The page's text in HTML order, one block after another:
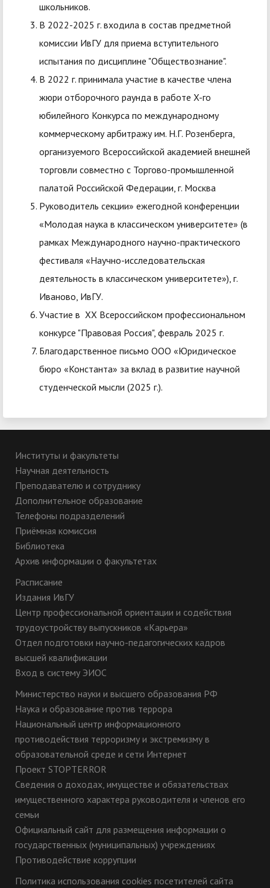
школьников.
В 2022-2025 г. входила в состав предметной
комиссии ИвГУ для приема вступительного
испытания по дисциплине "Обществознание".
В 2022 г. принимала участие в качестве члена
жюри отборочного раунда в работе X-го
юбилейного Конкурса по международному
коммерческому арбитражу им. Н.Г. Розенберга,
организуемого Всероссийской академией внешней
торговли совместно с Торгово-промышленной
палатой Российской Федерации, г. Москва
Руководитель секции» ежегодной конференции
«Молодая наука в классическом университете» (в
рамках Международного научно-практического
фестиваля «Научно-исследовательская
деятельность в классическом университете»), г.
Иваново, ИвГУ.
Участие в XX Всероссийском профессиональном
конкурсе "Правовая Россия", февраль 2025 г.
Благодарственное письмо ООО «Юридическое
бюро «Константа» за вклад в развитие научной
студенческой мысли (2025 г.).
Институты и факультеты
Научная деятельность
Преподавателю и сотруднику
Дополнительное образование
Телефоны подразделений
Приёмная комиссия
Библиотека
Архив информации о факультетах
Расписание
Издания ИвГУ
Центр профессиональной ориентации и содействия
трудоустройству выпускников «Карьера»
Отдел подготовки научно-педагогических кадров
высшей квалификации
Вход в систему ЭИОС
Министерство науки и высшего образования РФ
Наука и образование против террора
Национальный центр информационного
противодействия терроризму и экстремизму в
образовательной среде и сети Интернет
Проект STOPTERROR
Сведения о доходах, имуществе и обязательствах
имущественного характера руководителя и членов его
семьи
Официальный сайт для размещения информации о
государственных (муниципальных) учреждениях
Противодействие коррупции
Политика использования cookies посетителей сайта